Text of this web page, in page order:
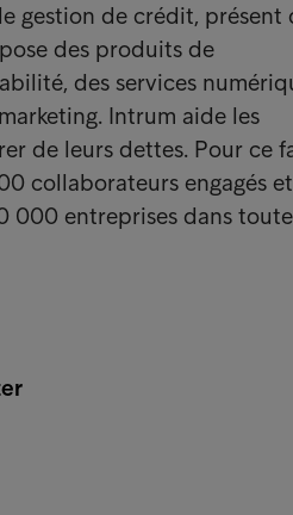
gestion de crédit, présent
des produits de
des services
Intrum aide les
de leurs dettes. Pour ce
collaborateurs engagés et
000 entreprises dans toute